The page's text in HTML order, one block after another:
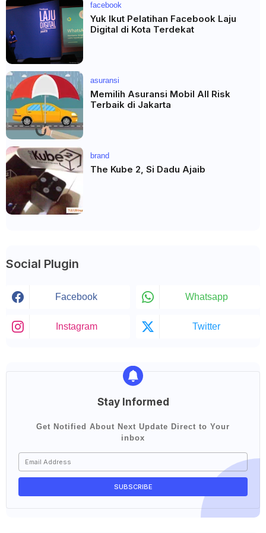
facebook
Yuk Ikut Pelatihan Facebook Laju
Digital di Kota Terdekat
asuransi
Memilih Asuransi Mobil All Risk
Terbaik di Jakarta
brand
The Kube 2, Si Dadu Ajaib
Social Plugin
Facebook Whatsapp
Instagram Twitter
Stay Informed
Get Notified About Next Update Direct to Your
inbox